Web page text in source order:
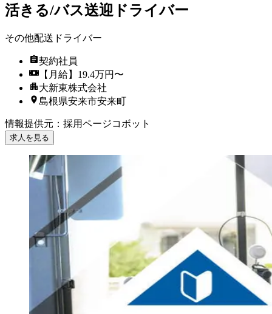
活きる/バス送迎ドライバー
その他配送ドライバー
契約社員
【月給】19.4万円〜
大新東株式会社
島根県安来市安来町
情報提供元 ： 採用ページコボット
求人を見る